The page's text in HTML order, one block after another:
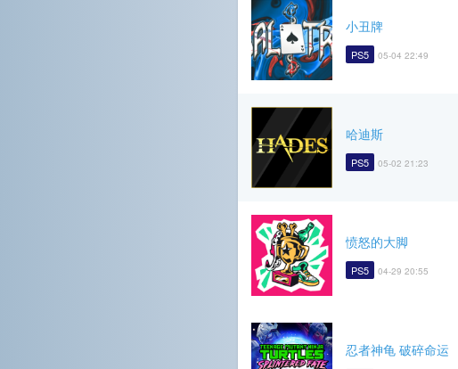
小丑牌
PS5 05-04 22:49
哈迪斯
PS5 05-02 21:23
愤怒的大脚
PS5 04-29 20:55
忍者神龟 破碎命运